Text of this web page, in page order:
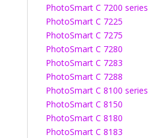
PhotoSmart C 7200 series
PhotoSmart C 7225
PhotoSmart C 7275
PhotoSmart C 7280
PhotoSmart C 7283
PhotoSmart C 7288
PhotoSmart C 8100 series
PhotoSmart C 8150
PhotoSmart C 8180
PhotoSmart C 8183